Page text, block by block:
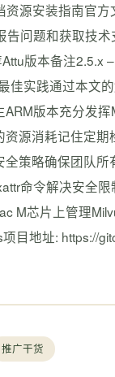
资源安装指南官
告问题和获取技
版本备注2.5.x
佳实践通过本文
版本充分发
源消耗记住定
策略确保团队
命令解决安全
M芯片上管理
目地址: https://
推广干货